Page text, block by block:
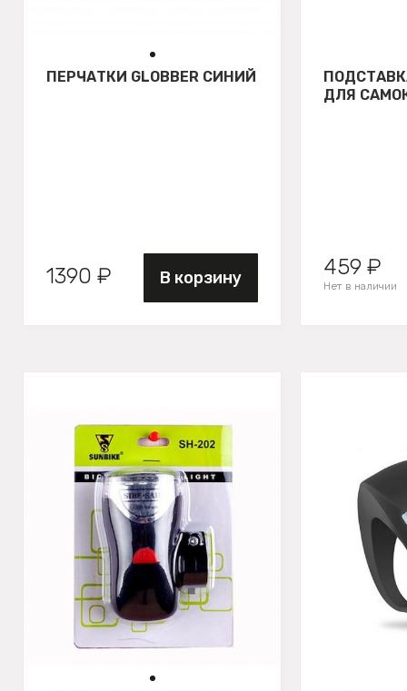
ПЕРЧАТКИ GLOBBER СИНИЙ
1390 ₽ В корзину
ДЛЯ
459 ₽
Нет в наличии